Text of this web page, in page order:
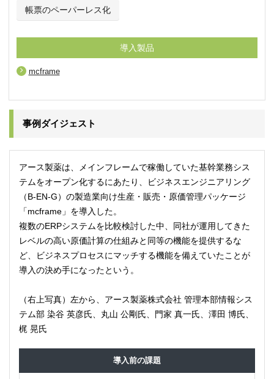
帳票のペーパーレス化
導入製品
mcframe
事例ダイジェスト
アース製薬は、メインフレームで稼働していた基幹業務シス
テムをオープン化するにあたり、ビジネスエンジニアリング
（B-EN-G）の製造業向け生産・販売・原価管理パッケージ
「mcframe」を導入した。
複数のERPシステムを比較検討した中、同社が運用してきた
レベルの高い原価計算の仕組みと同等の機能を提供するな
ど、ビジネスプロセスにマッチする機能を備えていたことが
導入の決め手になったという。
（右上写真）左から、アース製薬株式会社 管理本部情報シス
テム部 染谷 英彦氏、丸山 公剛氏、門家 真一氏、澤田 博氏、
梶 晃氏
導入前の課題